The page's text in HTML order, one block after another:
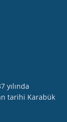
yılında
tarihi Karabük